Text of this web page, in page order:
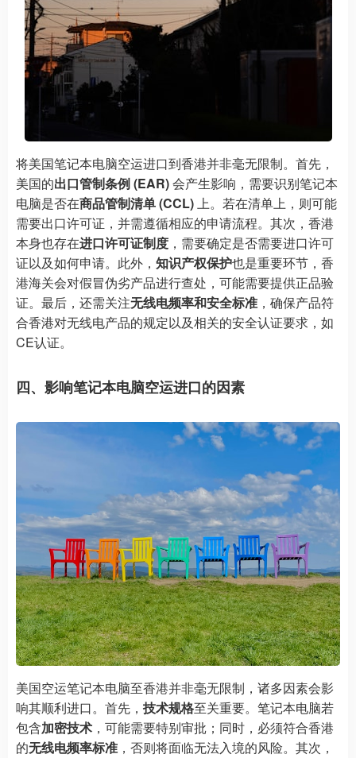
将美国笔记本电脑空运进口到香港并非毫无限制。首先，
美国的出口管制条例 (EAR)会产生影响，需要识别笔记本
电脑是否在商品管制清单 (CCL)上。若在清单上，则可能
需要出口许可证，并需遵循相应的申请流程。其次，香港
本身也存在进口许可证制度 ，需要确定是否需要进口许可
证以及如何申请。此外， 知识产权保护也是重要环节，香
港海关会对假冒伪劣产品进行查处，可能需要提供正品验
证。最后，还需关注无线电频率和安全标准 ，确保产品符
合香港对无线电产品的规定以及相关的安全认证要求，如
CE认证。
四、影响笔记本电脑空运进口的因素
美国空运笔记本电脑至香港并非毫无限制，诸多因素会影
响其顺利进口。首先， 技术规格至关重要。笔记本电脑若
包含加密技术 ，可能需要特别审批；同时，必须符合香港
的无线电频率标准 ，否则将面临无法入境的风险。其次，